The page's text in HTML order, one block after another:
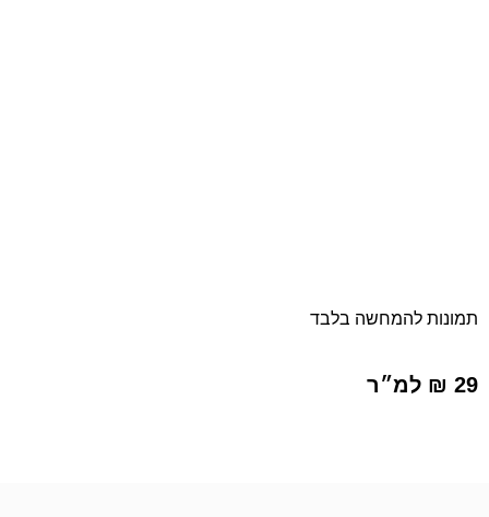
תמונות להמחשה בלבד
29 ₪ למ״ר